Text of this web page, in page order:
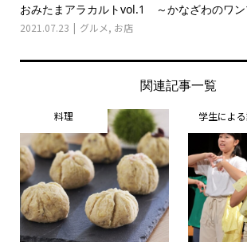
おみたまアラカルトvol.1 ～かなざわのワ
2021.07.23 グルメ, お店
関連記事一覧
料理 学生によ